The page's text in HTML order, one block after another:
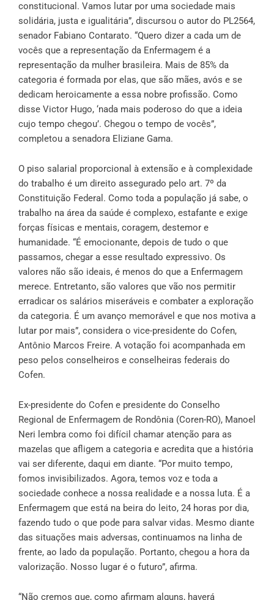
constitucional. Vamos lutar por uma sociedade mais
solidária, justa e igualitária”, discursou o autor do PL2564,
senador Fabiano Contarato. “Quero dizer a cada um de
vocês que a representação da Enfermagem é a
representação da mulher brasileira. Mais de 85% da
categoria é formada por elas, que são mães, avós e se
dedicam heroicamente a essa nobre profissão. Como
disse Victor Hugo, ‘nada mais poderoso do que a ideia
cujo tempo chegou’. Chegou o tempo de vocês”,
completou a senadora Eliziane Gama.
O piso salarial proporcional à extensão e à complexidade
do trabalho é um direito assegurado pelo art. 7º da
Constituição Federal. Como toda a população já sabe, o
trabalho na área da saúde é complexo, estafante e exige
forças físicas e mentais, coragem, destemor e
humanidade. “É emocionante, depois de tudo o que
passamos, chegar a esse resultado expressivo. Os
valores não são ideais, é menos do que a Enfermagem
merece. Entretanto, são valores que vão nos permitir
erradicar os salários miseráveis e combater a exploração
da categoria. É um avanço memorável e que nos motiva a
lutar por mais”, considera o vice-presidente do Cofen,
Antônio Marcos Freire. A votação foi acompanhada em
peso pelos conselheiros e conselheiras federais do
Cofen.
Ex-presidente do Cofen e presidente do Conselho
Regional de Enfermagem de Rondônia (Coren-RO), Manoel
Neri lembra como foi difícil chamar atenção para as
mazelas que afligem a categoria e acredita que a história
vai ser diferente, daqui em diante. “Por muito tempo,
fomos invisibilizados. Agora, temos voz e toda a
sociedade conhece a nossa realidade e a nossa luta. É a
Enfermagem que está na beira do leito, 24 horas por dia,
fazendo tudo o que pode para salvar vidas. Mesmo diante
das situações mais adversas, continuamos na linha de
frente, ao lado da população. Portanto, chegou a hora da
valorização. Nosso lugar é o futuro”, afirma.
“Não cremos que, como afirmam alguns, haverá